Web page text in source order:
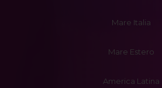
Mare Italia
Mare Estero
America Latina